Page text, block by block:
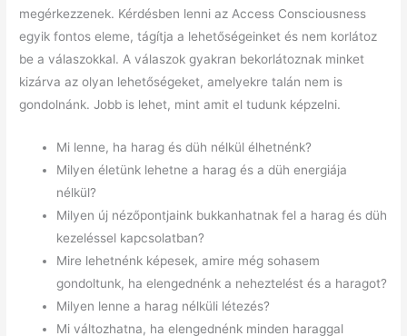
megérkezzenek. Kérdésben lenni az Access Consciousness
egyik fontos eleme, tágítja a lehetőségeinket és nem korlátoz
be a válaszokkal. A válaszok gyakran bekorlátoznak minket
kizárva az olyan lehetőségeket, amelyekre talán nem is
gondolnánk. Jobb is lehet, mint amit el tudunk képzelni.
Mi lenne, ha harag és düh nélkül élhetnénk?
Milyen életünk lehetne a harag és a düh energiája
nélkül?
Milyen új nézőpontjaink bukkanhatnak fel a harag és düh
kezeléssel kapcsolatban?
Mire lehetnénk képesek, amire még sohasem
gondoltunk, ha elengednénk a neheztelést és a haragot?
Milyen lenne a harag nélküli létezés?
Mi változhatna, ha elengednénk minden haraggal